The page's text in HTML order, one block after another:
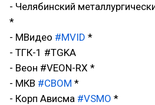
- Челябинский
*
- МВидео #MVID *
- ТГК-1 #TGKA
- Веон #VEON-RX *
- МКВ #CBOM *
- Корп Ависма #VSMO *